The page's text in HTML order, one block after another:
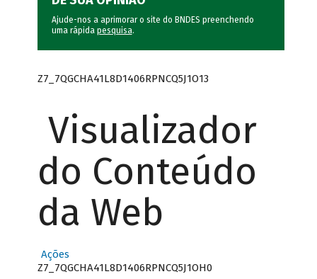
Ajude-nos a aprimorar o site do BNDES preenchendo
uma rápida pesquisa.
Z7_7QGCHA41L8D1406RPNCQ5J1O13
Visualizador
do Conteúdo
da Web
Ações
Z7_7QGCHA41L8D1406RPNCQ5J1OH0